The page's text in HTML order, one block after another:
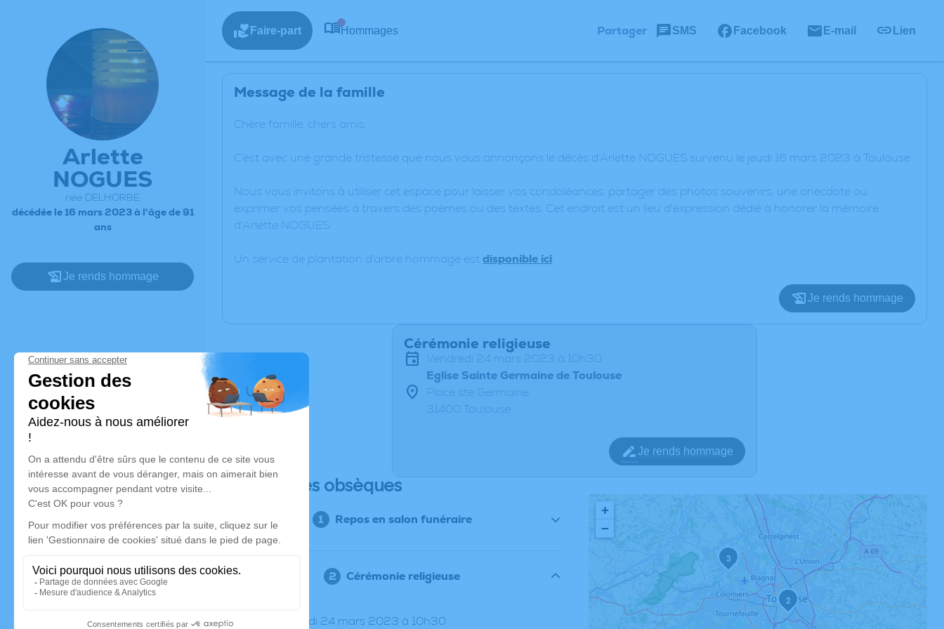
Arlette
NOGUES
née DELHORBE
décédée le 16 mars 2023 à l'âge de 91
ans
Je rends hommage
Faire-part Hommages Partager SMS Facebook E-mail Lien
Message de la famille
Chère famille, chers amis,
C’est avec une grande tristesse que nous vous annonçons le décès d’Arlette NOGUES survenu le jeudi 16 mars 2023 à Toulouse.
Nous vous invitons à utiliser cet espace pour laisser vos condoléances, partager des photos souvenirs, une anecdote ou
exprimer vos pensées à travers des poèmes ou des textes. Cet endroit est un lieu d'expression dédié à honorer la mémoire
d’Arlette NOGUES.
Un service de plantation d’arbre hommage est disponible ici
Je rends hommage
Cérémonie religieuse
vendredi 24 mars 2023 à 10h30
Eglise Sainte Germaine de Toulouse
Place ste Germaine
31400 Toulouse
Je rends hommage
Déroulé des obsèques
Repos en salon funéraire
Cérémonie religieuse
Le vendredi 24 mars 2023 à 10h30
2
3
+
−